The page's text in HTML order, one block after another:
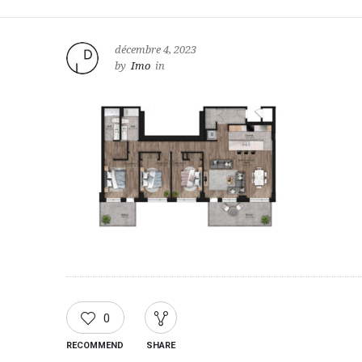
décembre 4, 2023
by Imo in
0
RECOMMEND SHARE